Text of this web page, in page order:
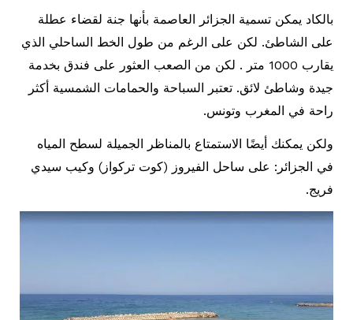
بالكاد يمكن تسمية الجزائر العاصمة بأنها جنة لقضاء عطلة
على الشاطئ. لكن على الرغم من طول الخط الساحلي الذي
يقارب 1000 متر . لكن من الصعب العثور على فندق بخدمة
جيدة وشاطئ لائق. تعتبر السباحة والحمامات الشمسية أكثر
راحة في المغرب وتونس.
ولكن يمكنك أيضًا الاستمتاع بالمناظر الجميلة لسطح المياه
في الجزائر: على ساحل الفيروز (كوت تركواز) وكيب سيدي
فريج.